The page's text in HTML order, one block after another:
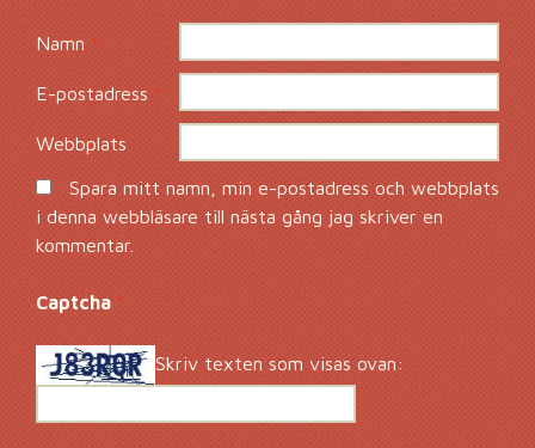
Namn*
E-postadress*
Webbplats
Spara mitt namn, min e-postadress och webbplats
i denna webbläsare till nästa gång jag skriver en
kommentar.
Captcha *
Skriv texten som visas ovan: